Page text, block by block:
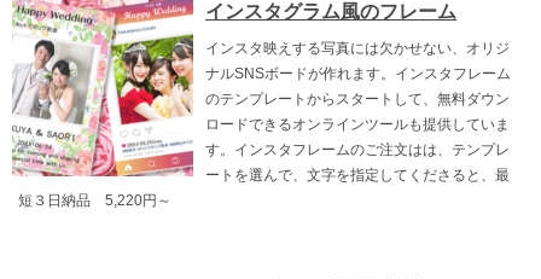
インスタグラム風のフレーム
インスタ映えする写真には欠かせない、オリジ
ナルSNSボードが作れます。インスタフレーム
のテンプレートからスタートして、無料ダウン
ロードできるオンラインツールも提供していま
す。インスタフレームのご注文はは、テンプレ
ートを選んで、文字を指定してくださると、最
短３日納品 5,220円～